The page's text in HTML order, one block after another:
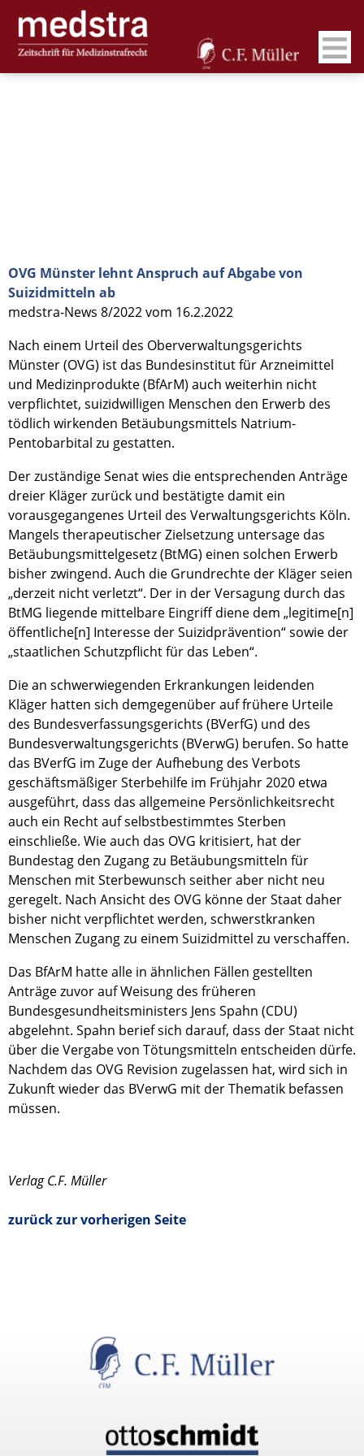
OVG Münster lehnt Anspruch auf Abgabe von
Suizidmitteln ab
medstra-News 8/2022 vom 16.2.2022
Nach einem Urteil des Oberverwaltungsgerichts
Münster (OVG) ist das Bundesinstitut für Arzneimittel
und Medizinprodukte (BfArM) auch weiterhin nicht
verpflichtet, suizidwilligen Menschen den Erwerb des
tödlich wirkenden Betäubungsmittels Natrium-
Pentobarbital zu gestatten.
Der zuständige Senat wies die entsprechenden Anträge
dreier Kläger zurück und bestätigte damit ein
vorausgegangenes Urteil des Verwaltungsgerichts Köln.
Mangels therapeutischer Zielsetzung untersage das
Betäubungsmittelgesetz (BtMG) einen solchen Erwerb
bisher zwingend. Auch die Grundrechte der Kläger seien
„derzeit nicht verletzt“. Der in der Versagung durch das
BtMG liegende mittelbare Eingriff diene dem „legitime[n]
öffentliche[n] Interesse der Suizidprävention“ sowie der
„staatlichen Schutzpflicht für das Leben“.
Die an schwerwiegenden Erkrankungen leidenden
Kläger hatten sich demgegenüber auf frühere Urteile
des Bundesverfassungsgerichts (BVerfG) und des
Bundesverwaltungsgerichts (BVerwG) berufen. So hatte
das BVerfG im Zuge der Aufhebung des Verbots
geschäftsmäßiger Sterbehilfe im Frühjahr 2020 etwa
ausgeführt, dass das allgemeine Persönlichkeitsrecht
auch ein Recht auf selbstbestimmtes Sterben
einschließe. Wie auch das OVG kritisiert, hat der
Bundestag den Zugang zu Betäubungsmitteln für
Menschen mit Sterbewunsch seither aber nicht neu
geregelt. Nach Ansicht des OVG könne der Staat daher
bisher nicht verpflichtet werden, schwerstkranken
Menschen Zugang zu einem Suizidmittel zu verschaffen.
Das BfArM hatte alle in ähnlichen Fällen gestellten
Anträge zuvor auf Weisung des früheren
Bundesgesundheitsministers Jens Spahn (CDU)
abgelehnt. Spahn berief sich darauf, dass der Staat nicht
über die Vergabe von Tötungsmitteln entscheiden dürfe.
Nachdem das OVG Revision zugelassen hat, wird sich in
Zukunft wieder das BVerwG mit der Thematik befassen
müssen.
Verlag C.F. Müller
zurück zur vorherigen Seite